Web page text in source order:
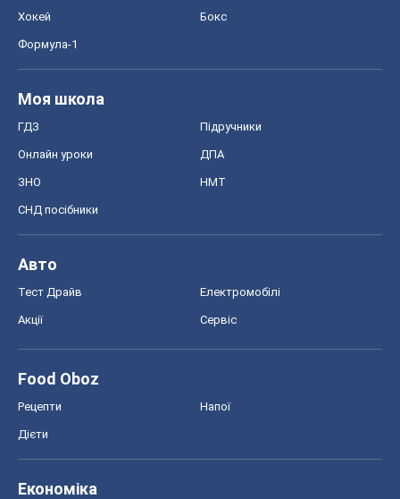
Хокей Бокс
Формула-1
Моя школа
ГДЗ Підручники
Онлайн уроки ДПА
ЗНО НМТ
СНД посібники
Авто
Тест Драйв Електромобілі
Акції Сервіс
Food Oboz
Рецепти Напої
Дієти
Економіка